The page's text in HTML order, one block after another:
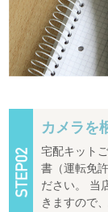
カメラを
宅配キット
書（運転免
ださい。 当
きますので